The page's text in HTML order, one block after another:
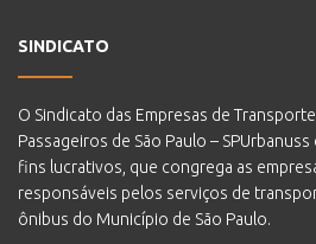
SINDICATO
O Sindicato das Empresas de
Passageiros de São Paulo –
fins lucrativos, que congrega as
responsáveis pelos serviços de
ônibus do Município de São Paulo.